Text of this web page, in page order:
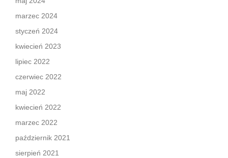
marzec 2024
styczeń 2024
kwiecień 2023
lipiec 2022
czerwiec 2022
maj 2022
kwiecień 2022
marzec 2022
październik 2021
sierpień 2021